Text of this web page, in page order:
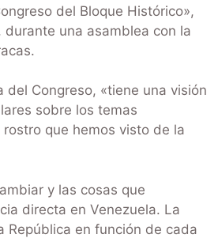
del Bloque Histórico»,
una asamblea con la
Congreso, «tiene una visión
sobre los temas
que hemos visto de la
y las cosas que
directa en Venezuela. La
República en función de cada